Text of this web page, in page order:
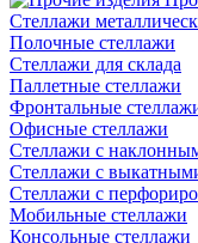
Стеллажи
Полочные стеллажи
Стеллажи для склада
Паллетные стеллажи
Фронтальные
Офисные стеллажи
Стеллажи с
Стеллажи с
Стеллажи с
Мобильные стеллажи
Консольные стеллажи